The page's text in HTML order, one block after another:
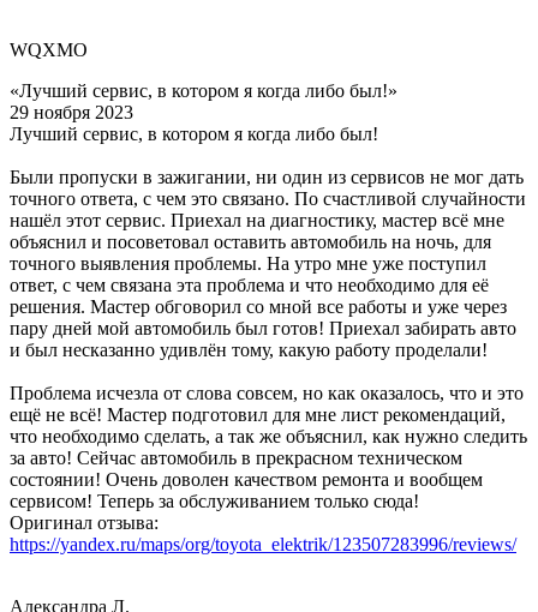
WQXMO
«Лучший сервис, в котором я когда либо был!»
29 ноября 2023
Лучший сервис, в котором я когда либо был!
Были пропуски в зажигании, ни один из сервисов не мог дать
точного ответа, с чем это связано. По счастливой случайности
нашёл этот сервис. Приехал на диагностику, мастер всё мне
объяснил и посоветовал оставить автомобиль на ночь, для
точного выявления проблемы. На утро мне уже поступил
ответ, с чем связана эта проблема и что необходимо для её
решения. Мастер обговорил со мной все работы и уже через
пару дней мой автомобиль был готов! Приехал забирать авто
и был несказанно удивлён тому, какую работу проделали!
Проблема исчезла от слова совсем, но как оказалось, что и это
ещё не всё! Мастер подготовил для мне лист рекомендаций,
что необходимо сделать, а так же объяснил, как нужно следить
за авто! Сейчас автомобиль в прекрасном техническом
состоянии! Очень доволен качеством ремонта и вообщем
сервисом! Теперь за обслуживанием только сюда!
Оригинал отзыва:
https://yandex.ru/maps/org/toyota_elektrik/123507283996/reviews/
Александра Л.